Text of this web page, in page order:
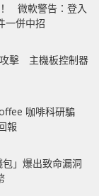
微軟警告：登入
一併中招
擊 主機板控制器
咖啡科研騙
報
包」爆出致命漏洞